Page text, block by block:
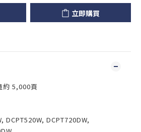
立即購買
約 5,000頁
DCPT520W, DCPT720DW,